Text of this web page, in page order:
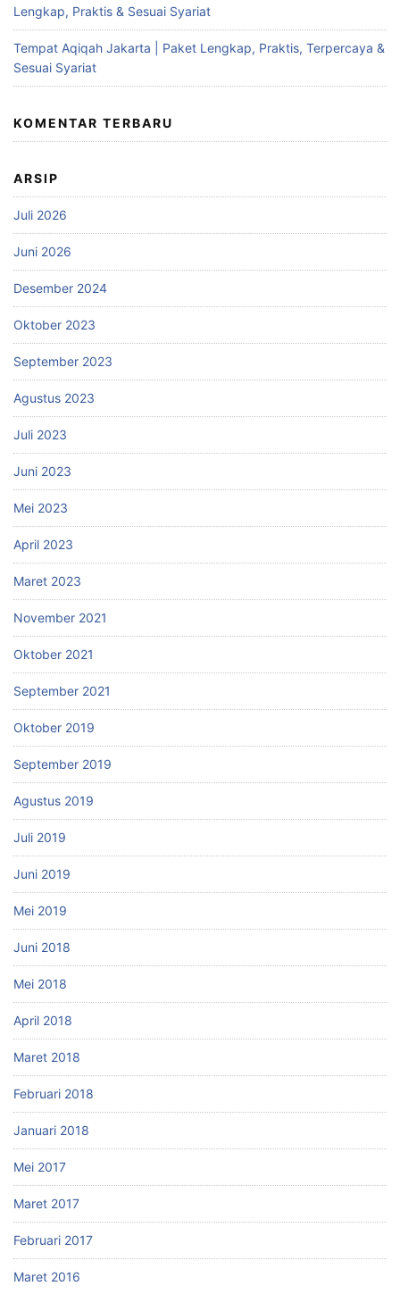
Lengkap, Praktis & Sesuai Syariat
Tempat Aqiqah Jakarta | Paket Lengkap, Praktis, Terpercaya &
Sesuai Syariat
KOMENTAR TERBARU
ARSIP
Juli 2026
Juni 2026
Desember 2024
Oktober 2023
September 2023
Agustus 2023
Juli 2023
Juni 2023
Mei 2023
April 2023
Maret 2023
November 2021
Oktober 2021
September 2021
Oktober 2019
September 2019
Agustus 2019
Juli 2019
Juni 2019
Mei 2019
Juni 2018
Mei 2018
April 2018
Maret 2018
Februari 2018
Januari 2018
Mei 2017
Maret 2017
Februari 2017
Maret 2016